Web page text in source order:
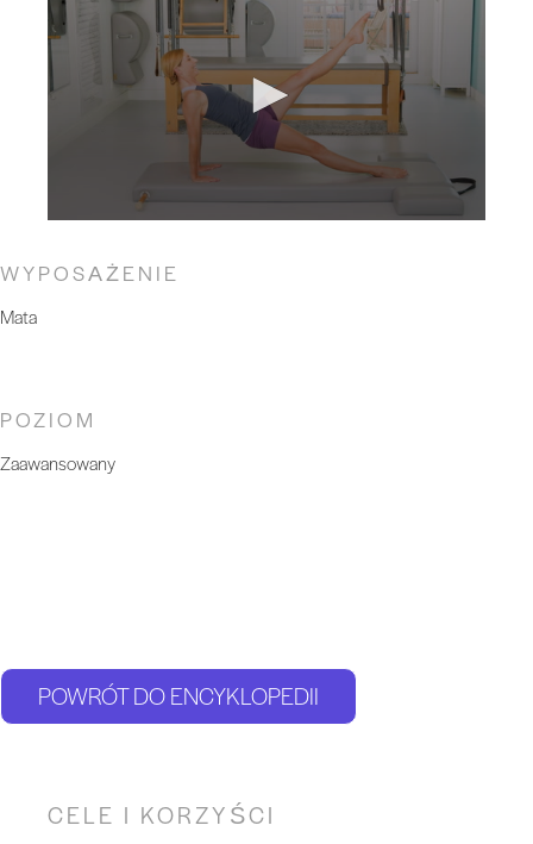
WYPOSAŻENIE
Mata
POZIOM
Zaawansowany
POWRÓT DO ENCYKLOPEDII
CELE I KORZYŚCI